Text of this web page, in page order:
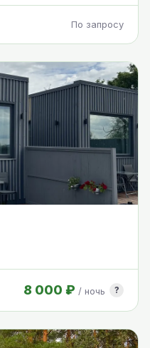
По запросу
8 000 ₽ / ночь ?